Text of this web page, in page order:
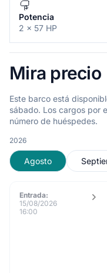
Potencia
2 x 57 HP
Mira precio
Este barco está
sábado. Los cargos por
número de huéspedes.
2026
Agosto
Entrada:
15/08/2026
16:00